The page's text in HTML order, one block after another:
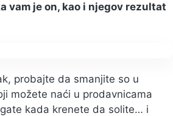
vam je on, kao i njegov rezultat
probajte da smanjite so u
možete naći u prodavnicama
kada krenete da solite… i